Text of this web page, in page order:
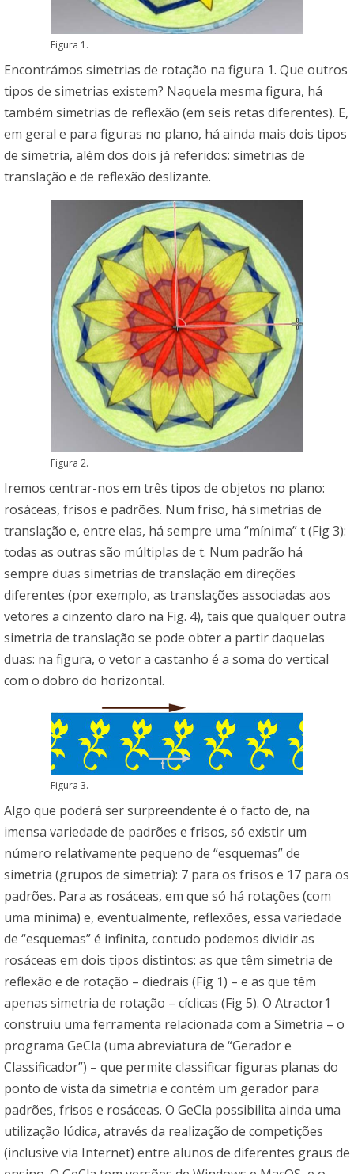
Figura 1.
Encontrámos simetrias de rotação na figura 1. Que outros
tipos de simetrias existem? Naquela mesma figura, há
também simetrias de reflexão (em seis retas diferentes). E,
em geral e para figuras no plano, há ainda mais dois tipos
de simetria, além dos dois já referidos: simetrias de
translação e de reflexão deslizante.
Figura 2.
Iremos centrar-nos em três tipos de objetos no plano:
rosáceas, frisos e padrões. Num friso, há simetrias de
translação e, entre elas, há sempre uma “mínima” t (Fig 3):
todas as outras são múltiplas de t. Num padrão há
sempre duas simetrias de translação em direções
diferentes (por exemplo, as translações associadas aos
vetores a cinzento claro na Fig. 4), tais que qualquer outra
simetria de translação se pode obter a partir daquelas
duas: na figura, o vetor a castanho é a soma do vertical
com o dobro do horizontal.
Figura 3.
Algo que poderá ser surpreendente é o facto de, na
imensa variedade de padrões e frisos, só existir um
número relativamente pequeno de “esquemas” de
simetria (grupos de simetria): 7 para os frisos e 17 para os
padrões. Para as rosáceas, em que só há rotações (com
uma mínima) e, eventualmente, reflexões, essa variedade
de “esquemas” é infinita, contudo podemos dividir as
rosáceas em dois tipos distintos: as que têm simetria de
reflexão e de rotação – diedrais (Fig 1) – e as que têm
apenas simetria de rotação – cíclicas (Fig 5). O Atractor1
construiu uma ferramenta relacionada com a Simetria – o
programa GeCla (uma abreviatura de “Gerador e
Classificador”) – que permite classificar figuras planas do
ponto de vista da simetria e contém um gerador para
padrões, frisos e rosáceas. O GeCla possibilita ainda uma
utilização lúdica, através da realização de competições
(inclusive via Internet) entre alunos de diferentes graus de